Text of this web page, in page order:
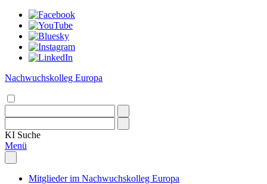
Nachwuchskolleg Europa
KI Suche
Menü
Mitglieder im Nachwuchskolleg Europa